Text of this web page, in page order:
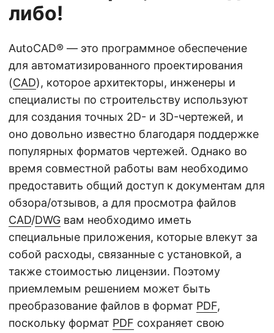
либо!
AutoCAD® — это программное обеспечение
для автоматизированного проектирования
(CAD), которое архитекторы, инженеры и
специалисты по строительству используют
для создания точных 2D- и 3D-чертежей, и
оно довольно известно благодаря поддержке
популярных форматов чертежей. Однако во
время совместной работы вам необходимо
предоставить общий доступ к документам для
обзора/отзывов, а для просмотра файлов
CAD/DWG вам необходимо иметь
специальные приложения, которые влекут за
собой расходы, связанные с установкой, а
также стоимостью лицензии. Поэтому
приемлемым решением может быть
преобразование файлов в формат PDF,
поскольку формат PDF сохраняет свою